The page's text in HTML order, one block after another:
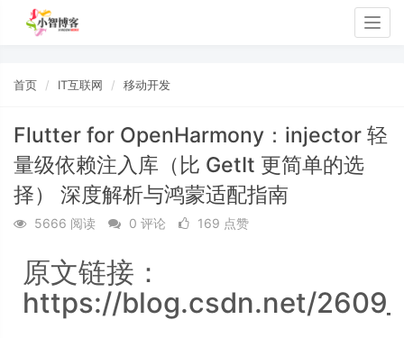
首页 IT互联网 移动开发
Flutter for OpenHarmony：injector 轻
量级依赖注入库（比 GetIt 更简单的选
择） 深度解析与鸿蒙适配指南
5666 阅读 0 评论 169 点赞
原文链接：
https://blog.csdn.net/